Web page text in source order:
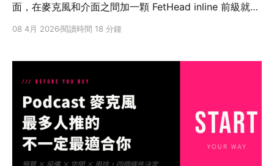
面，在麥克風和介面之間加一顆 FetHead inline 前級就能
適用情境和選購建議。
08 4月 2026閱讀時間 18 分鐘